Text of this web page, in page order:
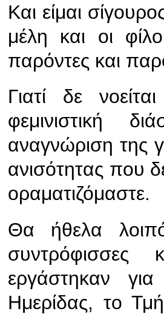
Και είμαι
μέλη και οι
παρόντες και
Γιατί δε
φεμινιστική
αναγνώριση της
ανισότητας που
οραματιζόμαστε.
Θα ήθελα
εργάστηκαν
Ημερίδας, το